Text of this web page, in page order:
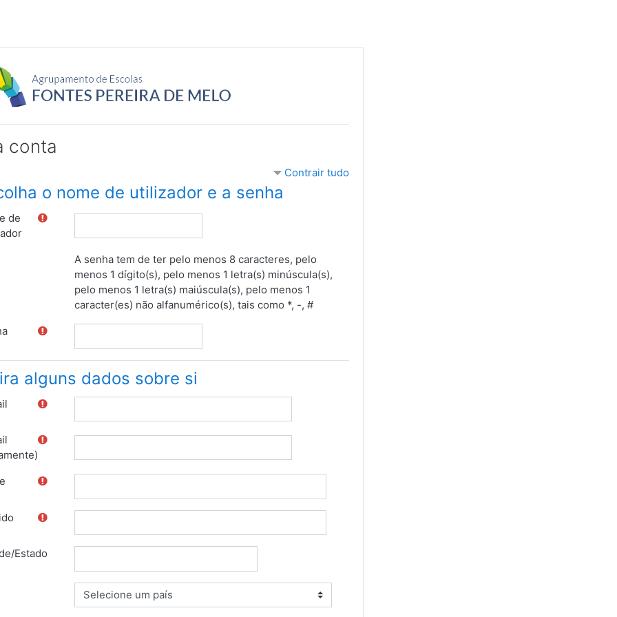
conta
Contrair tudo
o nome de utilizador e a senha
de
A senha tem de ter pelo menos 8 caracteres, pelo
menos 1 dígito(s), pelo menos 1 letra(s) minúscula(s),
pelo menos 1 letra(s) maiúscula(s), pelo menos 1
caracter(es) não alfanumérico(s), tais como *, -, #
alguns dados sobre si
Estado